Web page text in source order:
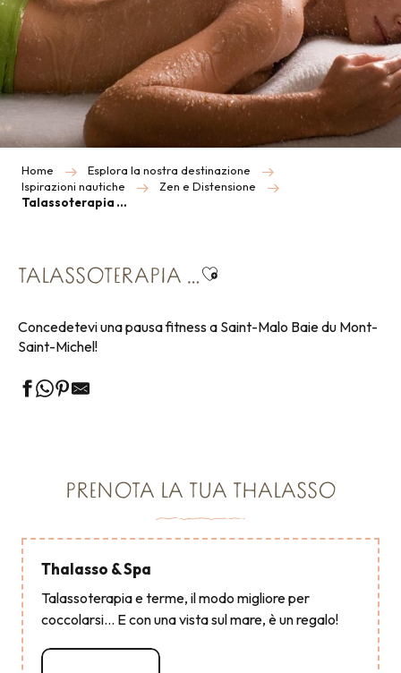
Home
Esplora la nostra destinazione
Ispirazioni nautiche
Zen e Distensione
Talassoterapia …
TALASSOTERAPIA …Ajouter aux favoris
Concedetevi una pausa fitness a Saint-Malo Baie du Mont-
Saint-Michel!
PRENOTA LA TUA THALASSO
Thalasso & Spa
Talassoterapia e terme, il modo migliore per
coccolarsi… E con una vista sul mare, è un regalo!